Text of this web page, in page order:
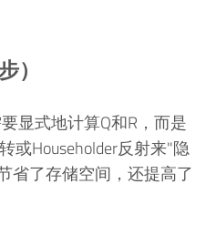
）
显式地计算Q和R，而是
或Householder反射来"隐
省了存储空间，还提高了